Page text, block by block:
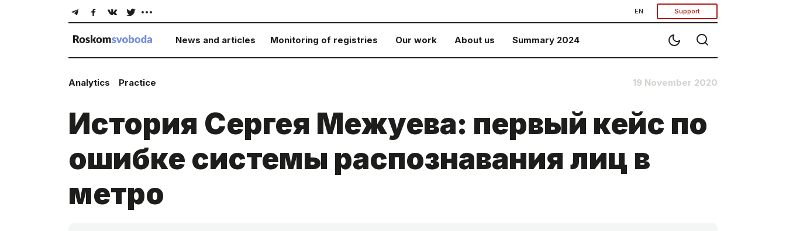
EN Support
News and articles Monitoring of registries Our work About us Summary 2024
Analytics Practice 19 November 2020
История Сергея Межуева: первый кейс по
ошибке системы распознавания лиц в
метро